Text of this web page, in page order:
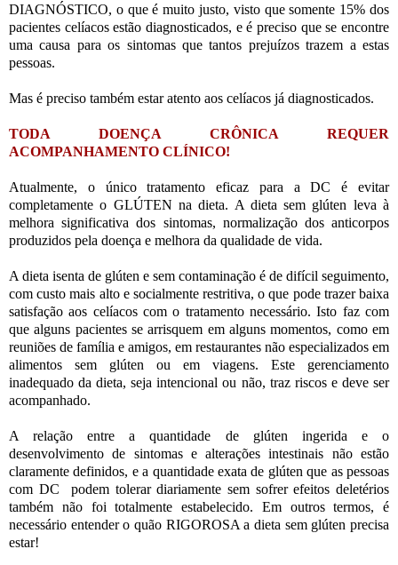
DIAGNÓSTICO, o que é muito justo, visto que somente 15% dos
pacientes celíacos estão diagnosticados, e é preciso que se encontre
uma causa para os sintomas que tantos prejuízos trazem a estas
pessoas.
Mas é preciso também estar atento aos celíacos já diagnosticados.
TODA DOENÇA CRÔNICA REQUER
ACOMPANHAMENTO CLÍNICO!
Atualmente, o único tratamento eficaz para a DC é evitar
completamente o GLÚTEN na dieta. A dieta sem glúten leva à
melhora significativa dos sintomas, normalização dos anticorpos
produzidos pela doença e melhora da qualidade de vida.
A dieta isenta de glúten e sem contaminação é de difícil seguimento,
com custo mais alto e socialmente restritiva, o que pode trazer baixa
satisfação aos celíacos com o tratamento necessário. Isto faz com
que alguns pacientes se arrisquem em alguns momentos, como em
reuniões de família e amigos, em restaurantes não especializados em
alimentos sem glúten ou em viagens. Este gerenciamento
inadequado da dieta, seja intencional ou não, traz riscos e deve ser
acompanhado.
A relação entre a quantidade de glúten ingerida e o
desenvolvimento de sintomas e alterações intestinais não estão
claramente definidos, e a quantidade exata de glúten que as pessoas
com DC podem tolerar diariamente sem sofrer efeitos deletérios
também não foi totalmente estabelecido. Em outros termos, é
necessário entender o quão RIGOROSA a dieta sem glúten precisa
estar!